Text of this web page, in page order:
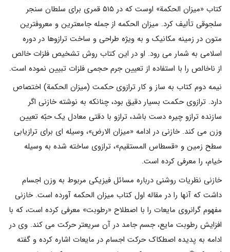
کتاب «میزان الحکمة» اوست که در ۵۱۵ قمری براى سلطان سنجر
سلجوقى تألیف کرد. میزان الحکمه از جمله جامعترین و معروفترین
متون در زمینه مکانیک و به ویژه طراحى و ساخت ترازوها در دوره
اسلامى به شمار مى رود. او در این کتاب روش تشخیص فلزات خالص
از ناخالص را با استفاده از تعیین جرم حجمى فلزات تبیین نموده است.
نیمه دوم کتاب به ساز و کار ترازوى حکمت (میزان الحکمة) اختصاص
دارد. ترازوى حکمت بسیار دقیق بود، چنانکه به نوشته خازنى اگر
سازنده ترازو چیره دست باشد، ترازو با دقتى معادل یک حبّه تعیین
وزن مى کند. خازنى در ادامه «میزان الارض»، وسیله اى براى ترازیابى
سطح زمین و «قسطاس المستقیم»، ترازوى ساخته شده به وسیله
خیام، را معرفى کرده است.
خازنى نظریات روشنى درباره مسائل فیزیکى مربوط به وزن اجسام
داشت که آنها را در مقاله اول کتاب میزان الحکمه آورده است. خازنى
مفهوم گرانروى مایعات را با اصطلاح «رطوبت» معرفى کرده است، که با
افزایش رطوبت مایع، جسم جامد در آن سریعتر حرکت مى کند. وى در
ادامه به پدیده اصطکاک حرکت اجسام در مایعات اشاره کرده و گفته